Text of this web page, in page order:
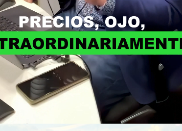
📦 Comprar al por mayor